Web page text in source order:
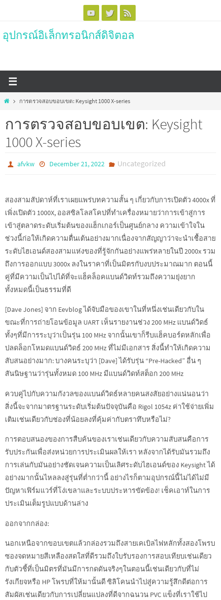
content
อุปกรณ์อิเล็กทรอนิกส์ดิจิตอล
Homeการตรวจสอบขอบเขต: Keysight 1000 X-series
การตรวจสอบขอบเขต: Keysight
1000 X-series
afvkw December 21, 2022 Uncategorized
สองสามสัปดาห์ที่เราเผยแพร่บทความสั้น ๆ เกี่ยวกับการเปิดตัว 4000x ที่
เพิ่งเปิดตัว 1000X, ออสซิลโลสโคปที่ทำเครื่องหมายว่าการเข้าสู่การ
เข้าสู่ตลาดระดับเริ่มต้นของแฮ็กเกอร์เป็นศูนย์กลาง ความเข้าใจใน
ช่วงนี้ก่อให้เกิดความตื่นเต้นอย่างมากเนื่องจากสัญญาว่าจะนำเชื้อสาย
ระดับไฮเอนด์สองสามแห่งของที่รู้จักกันอย่างแพร่หลายในปี 2000x รวม
ถึงการออกแบบ 3000x ลงในราคาที่เป็นมิตรกับงบประมาณมาก ตอนนี้
คู่ที่มีความเป็นไปได้ที่จะแฮ็คล็อคแบนด์วิดท์รวมถึงความยุ่งยาก
ทั้งหมดนี้เป็นธรรมที่ดี
[Dave Jones] จาก Eevblog ได้จับมือของเขาในที่หนึ่งเช่นเดียวกับใน
ขณะที่การถ่ายโอนข้อมูล UART เห็นรายงานช่วง 200 MHz แบนด์วิดธ์
ทั้งๆที่มีการระบุว่าเป็นรุ่น 100 MHz จากนั้นเขาก็รีบแฮ็คบอร์ดหลักเพื่อ
ปลดล็อกโหมดแบนด์วิดธ์ 200 MHz ที่ไม่มีเอกสาร สิ่งนี้ทำให้เกิดความ
สับสนอย่างมาก: บางคนระบุว่า [Dave] ได้รับรุ่น “Pre-Hacked” อื่น ๆ
สันนิษฐานว่ารุ่นทั้งหมด 100 MHz มีแบนด์วิดท์สต็อก 200 MHz
ควบคู่ไปกับความกังวลของแบนด์วิดธ์หลายคนสงสัยอย่างแน่นอนว่า
สิ่งนี้จะจากมาตรฐานระดับเริ่มต้นปัจจุบันคือ Rigol 1054z ค่าใช้จ่ายเพิ่ม
เติมเช่นเดียวกับช่องที่น้อยลงที่คุ้มค่ากับตราทึบหรือไม่?
การตอบสนองของการสืบค้นของเราเช่นเดียวกับความสับสนคือการ
รับประกันเพื่อส่งหน่วยการประเมินผลให้เรา หลังจากได้รับมันรวมถึง
การเล่นกับมันอย่างชัดเจนความเป็นเลิศระดับไฮเอนด์ของ Keysight ได้
อย่างมากนั้นไหลลงสู่รุ่นที่ต่ำกว่านี้ อย่างไรก็ตามอุปกรณ์นี้ไม่ได้ไม่มี
ปัญหาเฟิร์มแวร์ที่โง่เขลาและระบบประหารขัดข้อง! เช็คเอาท์ในการ
ประเมินเต็มรูปแบบด้านล่าง
ออกจากกล่อง:
นอกเหนือจากขอบเขตแล้วกล่องรวมถึงสายเคเบิลไฟหลักทั้งสองโพรบ
ซองจดหมายสีเหลืองสดใสที่ดีรวมถึงใบรับรองการสอบเทียบเช่นเดียว
กับตัวชี้ที่เป็นมิตรที่มันมีการกดดันจริงๆในตอนนี้เช่นเดียวกับที่ไม่
รังเกียจหรือ HP โพรบที่ให้มานั้นดี ซิลิโคนนำไปสู่ความรู้สึกดีต่อการ
สัมผัสเช่นเดียวกับการเปลี่ยนแปลงที่ดีจากฉนวน PVC แข็งที่เราใช้ไป